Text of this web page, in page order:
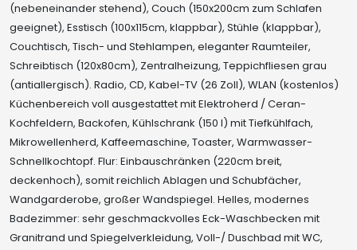
(nebeneinander stehend), Couch (150x200cm zum Schlafen
geeignet), Esstisch (100x115cm, klappbar), Stühle (klappbar),
Couchtisch, Tisch- und Stehlampen, eleganter Raumteiler,
Schreibtisch (120x80cm), Zentralheizung, Teppichfliesen grau
(antiallergisch). Radio, CD, Kabel-TV (26 Zoll), WLAN (kostenlos)
Küchenbereich voll ausgestattet mit Elektroherd / Ceran-
Kochfeldern, Backofen, Kühlschrank (150 l) mit Tiefkühlfach,
Mikrowellenherd, Kaffeemaschine, Toaster, Warmwasser-
Schnellkochtopf. Flur: Einbauschränken (220cm breit,
deckenhoch), somit reichlich Ablagen und Schubfächer,
Wandgarderobe, großer Wandspiegel. Helles, modernes
Badezimmer: sehr geschmackvolles Eck-Waschbecken mit
Granitrand und Spiegelverkleidung, Voll-/ Duschbad mit WC,